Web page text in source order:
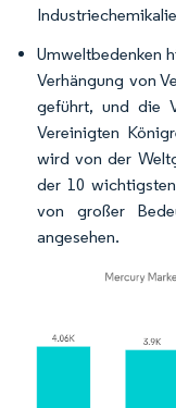
Umweltbedenken
Verhängung von
geführt, und die
Vereinigten
wird von der
der 10
von großer
angesehen.